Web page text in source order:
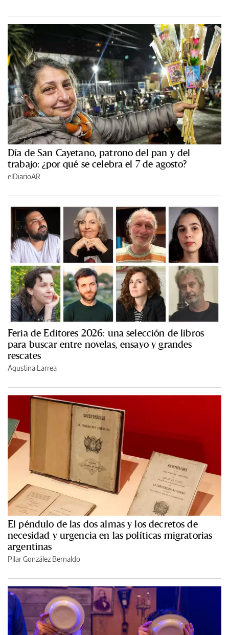
Día de San Cayetano, patrono del pan y del
trabajo: ¿por qué se celebra el 7 de agosto?
elDiarioAR
Feria de Editores 2026: una selección de libros
para buscar entre novelas, ensayo y grandes
rescates
Agustina Larrea
El péndulo de las dos almas y los decretos de
necesidad y urgencia en las políticas migratorias
argentinas
Pilar González Bernaldo